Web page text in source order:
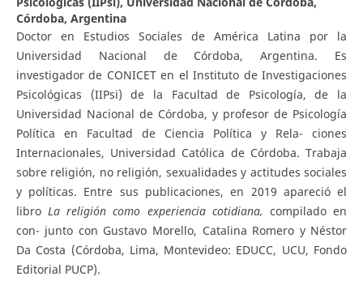
Córdoba, Argentina
Doctor en Estudios Sociales de América Latina por la
Universidad Nacional de Córdoba, Argentina. Es
investigador de CONICET en el Instituto de Investigaciones
Psicológicas (IIPsi) de la Facultad de Psicología, de la
Universidad Nacional de Córdoba, y profesor de Psicología
Política en Facultad de Ciencia Política y Rela- ciones
Internacionales, Universidad Católica de Córdoba. Trabaja
sobre religión, no religión, sexualidades y actitudes sociales
y políticas. Entre sus publicaciones, en 2019 apareció el
libroLa religión como experiencia cotidiana, compilado en
con- junto con Gustavo Morello, Catalina Romero y Néstor
Da Costa (Córdoba, Lima, Montevideo: EDUCC, UCU, Fondo
Editorial PUCP).